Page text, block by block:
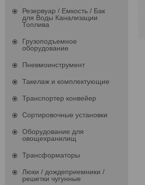
Резервуар / Емкость / Бак
для Воды Канализации
Топлива
Грузоподъемное
оборудование
Пневмоинструмент
Такелаж и комплектующие
Транспортер конвейер
Сортировочные установки
Оборудование для
овощехранилищ
Трансформаторы
Люки / дождеприемники /
решетки чугунные